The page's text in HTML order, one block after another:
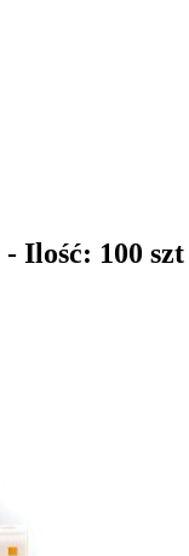
- Ilość: 100